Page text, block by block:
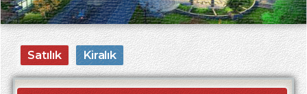
Satılık Kiralık